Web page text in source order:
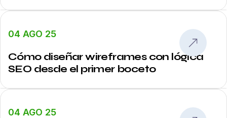
04 AGO 25
Cómo diseñar wireframes con lógica
SEO desde el primer boceto
04 AGO 25